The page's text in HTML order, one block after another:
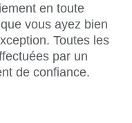
en toute
vous ayez bien
Toutes les
par un
de confiance.